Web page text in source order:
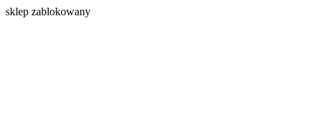
sklep zablokowany